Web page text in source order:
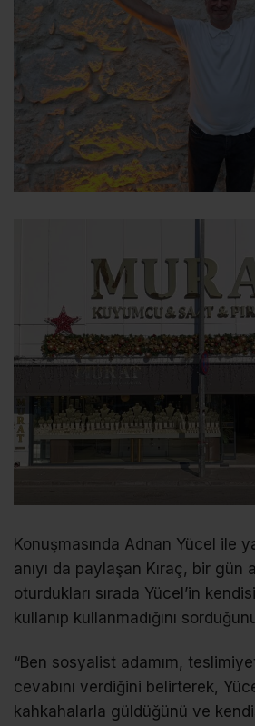
Konuşmasında Adnan Yücel ile
anıyı da paylaşan Kıraç, bir gün
oturdukları sırada Yücel’in
kullanıp kullanmadığını
“Ben sosyalist adamım,
cevabını verdiğini belirterek,
kahkahalarla güldüğünü ve